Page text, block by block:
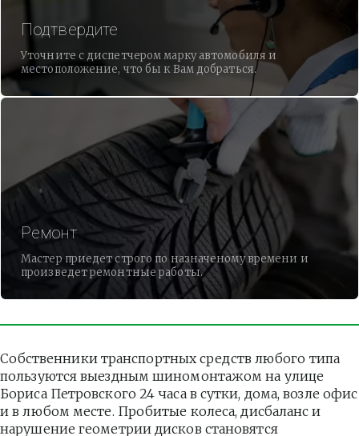
Подтвердите
Уточните с диспетчером марку автомобиля и
местоположение, что бы к Вам добраться.
Ремонт
Мастер приедет строго по назначеному времени и
произведет ремонтные работы.
Собственники транспортных средств любого типа
пользуются выездным шиномонтажом на улице
Бориса Петровского 24 часа в сутки, дома, возле офис
и в любом месте. Пробитые колеса, дисбаланс и
нарушение геометрии дисков становятся